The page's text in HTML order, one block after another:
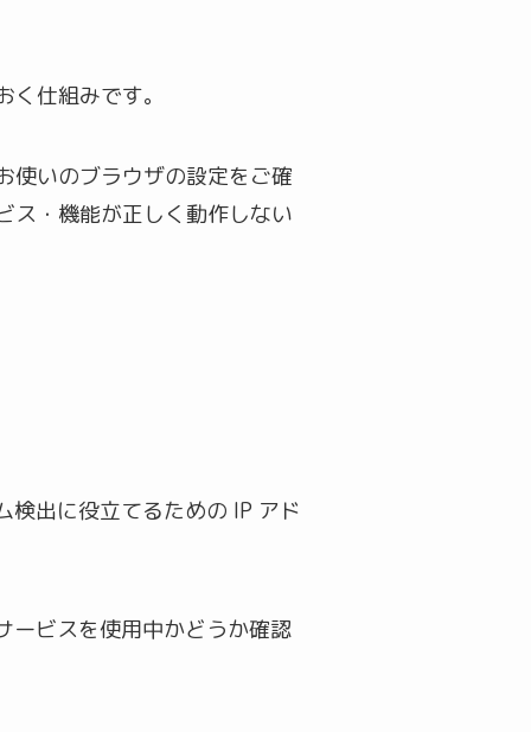
仕組みです。
使いのブラウザの設定をご確
ス・機能が正しく動作しない
出に役立てるための IP アド
ービスを使用中かどうか確認